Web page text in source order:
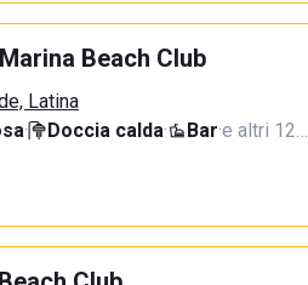
Beach Club
Latina
· Doccia calda· Bar·e altri 12…